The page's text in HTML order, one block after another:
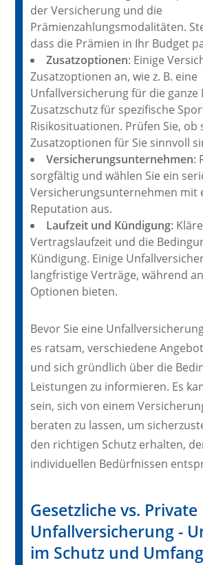
der Versicherung und die
Prämienzahlungsmodalitäten.
dass die Prämien in Ihr Budget
Zusatzoptionen: Einige
Zusatzoptionen an, wie z. B. eine
Unfallversicherung für die ganze
Zusatzschutz für spezifische
Risikosituationen. Prüfen Sie, ob
Zusatzoptionen für Sie sinnvoll
Versicherungsunternehmen:
sorgfältig und wählen Sie ein
Versicherungsunternehmen mit
Reputation aus.
Laufzeit und Kündigung:
Vertragslaufzeit und die
Kündigung. Einige
langfristige Verträge, während
Optionen bieten.
Bevor Sie eine
es ratsam, verschiedene
und sich gründlich über die
Leistungen zu informieren. Es
sein, sich von einem
beraten zu lassen, um
den richtigen Schutz erhalten,
individuellen Bedürfnissen
Gesetzliche vs. Private
Unfallversicherung -
im Schutz und Umfang